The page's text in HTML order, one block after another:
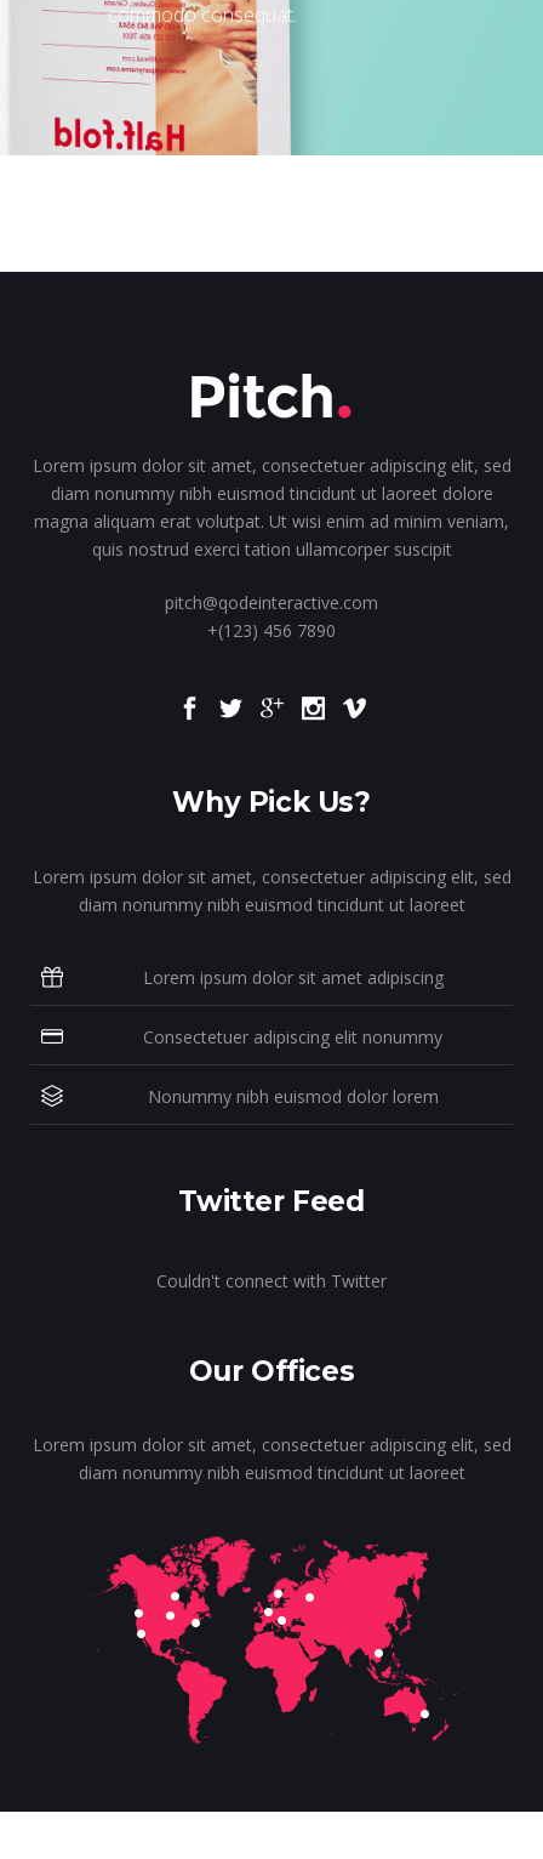
commodo consequat.
Lorem ipsum dolor sit amet, consectetuer adipiscing elit, sed
diam nonummy nibh euismod tincidunt ut laoreet dolore
magna aliquam erat volutpat. Ut wisi enim ad minim veniam,
quis nostrud exerci tation ullamcorper suscipit
pitch@qodeinteractive.com
+(123) 456 7890
Why Pick Us?
Lorem ipsum dolor sit amet, consectetuer adipiscing elit, sed
diam nonummy nibh euismod tincidunt ut laoreet
Lorem ipsum dolor sit amet adipiscing
Consectetuer adipiscing elit nonummy
Nonummy nibh euismod dolor lorem
Twitter Feed
Couldn't connect with Twitter
Our Offices
Lorem ipsum dolor sit amet, consectetuer adipiscing elit, sed
diam nonummy nibh euismod tincidunt ut laoreet